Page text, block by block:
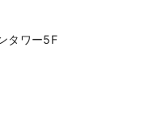
タワー5F